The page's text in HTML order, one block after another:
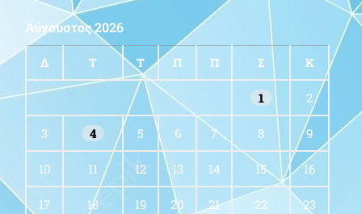
Αύγουστος 2026
Δ Τ Τ Π Π Σ Κ
1 2
3 4 5 6 7 8 9
10 11 12 13 14 15 16
17 18 19 20 21 22 23